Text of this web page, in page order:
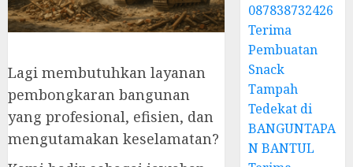
Lagi membutuhkan layanan
pembongkaran bangunan
yang profesional, efisien, dan
mengutamakan keselamatan?
087838732426
Terima
Pembuatan
Snack
Tampah
Tedekat di
BANGUNTAPA
N BANTUL